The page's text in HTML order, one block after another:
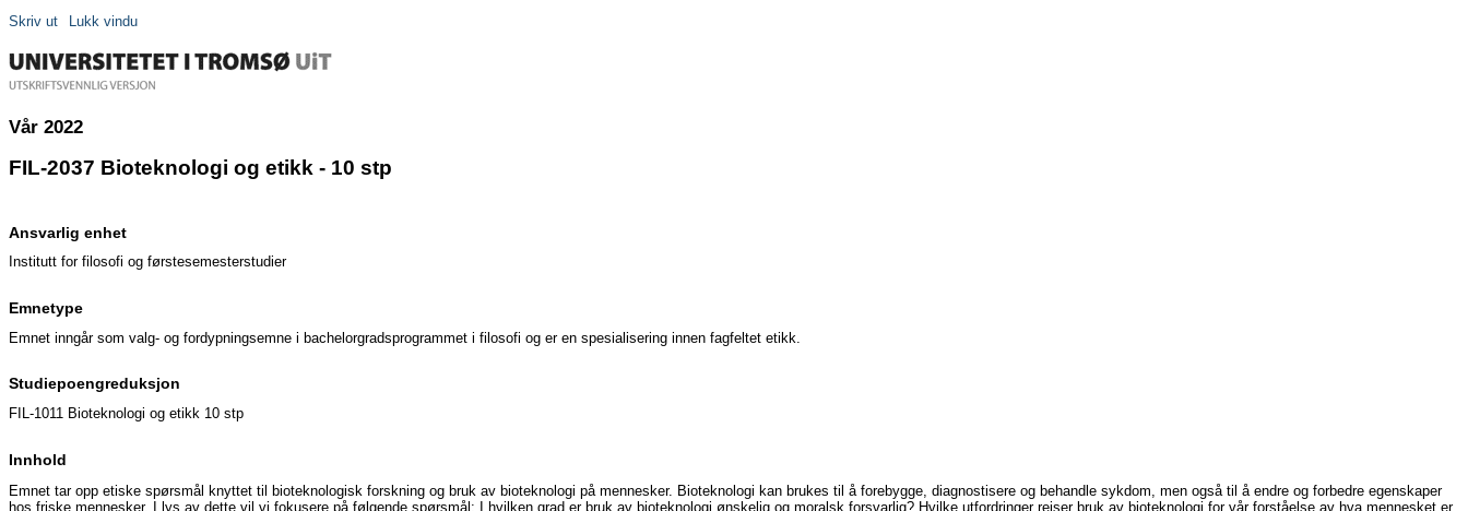
Skriv ut Lukk vindu
Vår 2022
FIL-2037 Bioteknologi og etikk - 10 stp
Ansvarlig enhet
Institutt for filosofi og førstesemesterstudier
Emnetype
Emnet inngår som valg- og fordypningsemne i bachelorgradsprogrammet i filosofi og er en spesialisering innen fagfeltet etikk.
Studiepoengreduksjon
FIL-1011 Bioteknologi og etikk 10 stp
Innhold
Emnet tar opp etiske spørsmål knyttet til bioteknologisk forskning og bruk av bioteknologi på mennesker. Bioteknologi kan brukes til å forebygge, diagnostisere og behandle sykdom, men også til å endre og forbedre egenskaper
hos friske mennesker. I lys av dette vil vi fokusere på følgende spørsmål: I hvilken grad er bruk av bioteknologi ønskelig og moralsk forsvarlig? Hvilke utfordringer reiser bruk av bioteknologi for vår forståelse av hva mennesket er